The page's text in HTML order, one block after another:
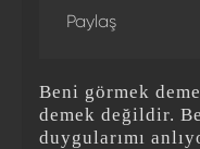
Paylaş
Beni görmek
demek değildir.
duygularımı